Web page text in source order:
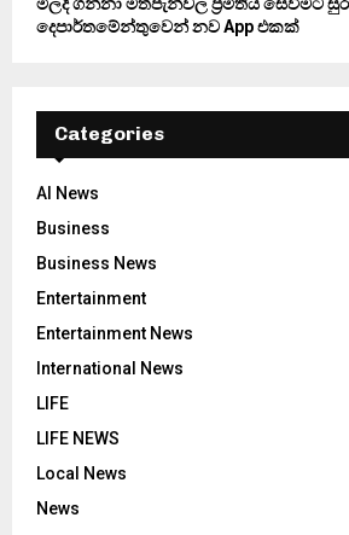
මිලදී ගන්නා මත්පැන්වල ප්‍රමිතිය සෙවීමට
දෙපාර්තමේන්තුවෙන් නව App එකක්
Categories
AI News
Business
Business News
Entertainment
Entertainment News
International News
LIFE
LIFE NEWS
Local News
News